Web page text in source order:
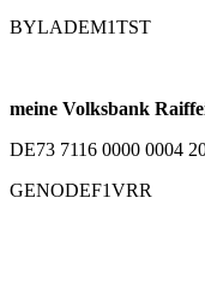
BYLADEM1TST
meine Volksbank
DE73 7116 0000 0004
GENODEF1VRR